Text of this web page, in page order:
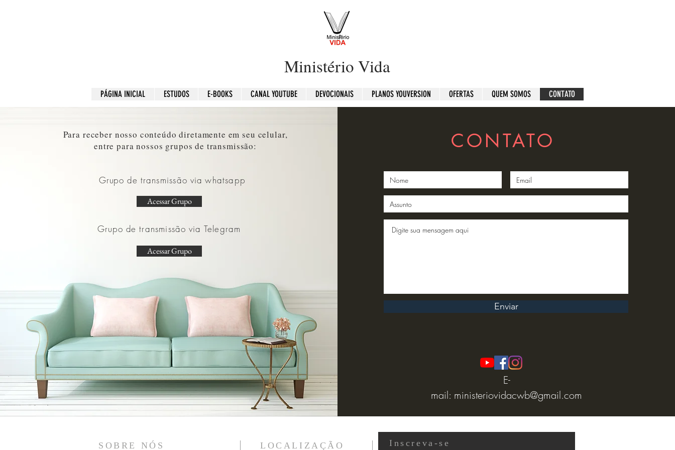
Ministério Vida
PÁGINA INICIAL ESTUDOS E-BOOKS CANAL YOUTUBE DEVOCIONAIS PLANOS YOUVERSION OFERTAS QUEM SOMOS CONTATO
Para receber nosso conteúdo diretamente em seu celular,
entre para nossos grupos de transmissão:
Grupo de transmissão viawhatsapp
Acessar Grupo
Grupo detransmissão via Telegram
Acessar Grupo
CONTATO
Enviar
E-
mail: ministeriovidacwb@gmail.com
SOBRE NÓS LOCALIZAÇÃO Inscreva-se